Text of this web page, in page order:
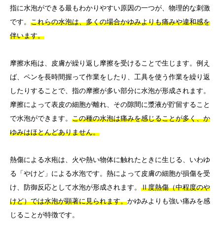
指に水泡ができる最もわかりやすい原因の一つが、物理的な刺激
です。 これらの水泡は、多くの場合かゆみよりも痛みや違和感を
伴います。
摩擦水疱は、皮膚が繰り返し摩擦を受けることで生じます。例え
ば、ペンを長時間握って作業をしたり、工具を使う作業を繰り返
したりすることで、指の摩擦が多い部分に水泡が形成されます。
摩擦によって表皮の細胞が離れ、その隙間に漿液が貯留すること
で水泡ができます。 この種の水泡は痛みを感じることが多く、か
ゆみはほとんどありません。
熱傷による水疱は、火や熱い物体に触れたときに生じる、いわゆ
る「やけど」による水泡です。熱によって皮膚の細胞が損傷を受
け、防御反応として水泡が形成されます。 Ⅱ度熱傷（中程度のや
けど）では水泡が顕著に見られます。かゆみよりも強い痛みを感
じることが特徴です。